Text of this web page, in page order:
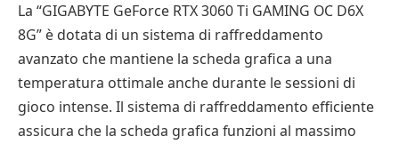
La “GIGABYTE GeForce RTX 3060 Ti GAMING OC D6X
8G” è dotata di un sistema di raffreddamento
avanzato che mantiene la scheda grafica a una
temperatura ottimale anche durante le sessioni di
gioco intense. Il sistema di raffreddamento efficiente
assicura che la scheda grafica funzioni al massimo